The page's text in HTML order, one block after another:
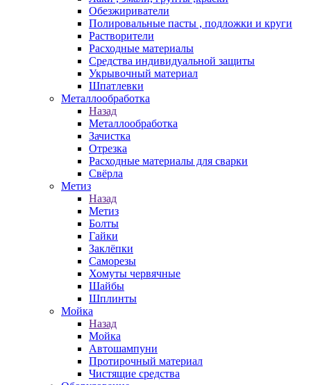
Обезжириватели
Полировальные пасты , подложки и круги
Растворители
Расходные материалы
Средства индивидуальной защиты
Укрывочный материал
Шпатлевки
Металлообработка
Назад
Металлообработка
Зачистка
Отрезка
Расходные материалы для сварки
Свёрла
Метиз
Назад
Метиз
Болты
Гайки
Заклёпки
Саморезы
Хомуты червячные
Шайбы
Шплинты
Мойка
Назад
Мойка
Автошампуни
Протирочный материал
Чистящие средства